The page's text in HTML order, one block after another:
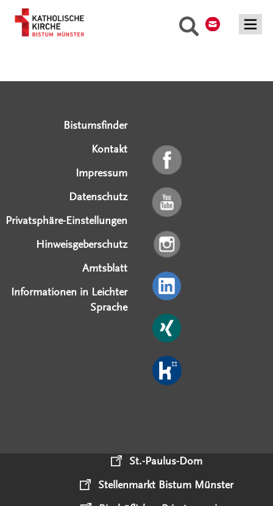
Suche
Bistumsfinder
Kontakt
Impressum
Datenschutz
Privatsphäre-Einstellungen
Hinweisgeberschutz
Amtsblatt
Informationen in Leichter
Sprache
St.-Paulus-Dom
Stellenmarkt Bistum Münster